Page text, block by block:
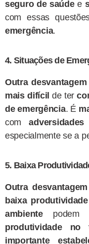
seguro de saúdee
com essas
emergência.
4. Situações de
Outra desvantagem
mais difícil de ter
de emergência. É
comadversidades
especialmente se a
5. Baixa
Outra desvantagem
baixa produtividade
ambientepodem
produtividade no
importante